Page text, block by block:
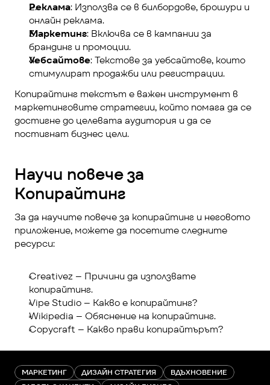
Реклама: Използва се в билбордове, брошури и
онлайн реклама.
Маркетинг: Включва се в кампании за
брандинг и промоции.
Уебсайтове: Текстове за уебсайтове, които
стимулират продажби или регистрации.
Копирайтинг текстът е важен инструмент в
маркетинговите стратегии, който помага да се
достигне до целевата аудитория и да се
постигнат бизнес цели.
Научи повече за
Копирайтинг
За да научите повече за копирайтинг и неговото
приложение, можете да посетите следните
ресурси:
Creativez – Причини да използвате
копирайтинг.
Vipe Studio – Какво е копирайтинг?
Wikipedia – Обяснение на копирайтинг.
Copycraft – Какво прави копирайтърът?
МАРКЕТИНГ ДИЗАЙН СТРАТЕГИЯ
ВДЪХНОВЕНИЕ